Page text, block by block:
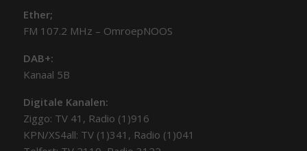
Ether;
FM 107.2 MHz – OmroepNOOS
DAB+:
Kanaal 5B
Digitale Kanalen:
Ziggo: TV 41, Radio (1)916
KPN/XS4all: TV (1)341, Radio (1)041